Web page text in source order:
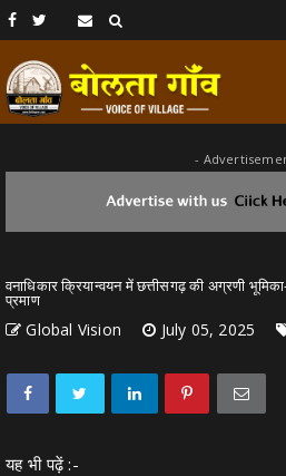
-
वनाधिकार क्रियान्वयन में छत्तीसगढ़ की अग्रणी
प्रमाण
Global Vision July 05, 2025
यह भी पढ़ें :-